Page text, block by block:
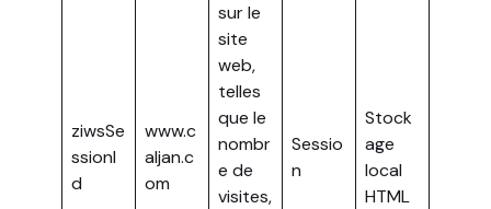
ziwsSe
ssionI
d
www.c
aljan.c
om
sur le
site
web,
telles
que le
nombr
e de
visites,
Sessio
n
Stock
age
local
HTML